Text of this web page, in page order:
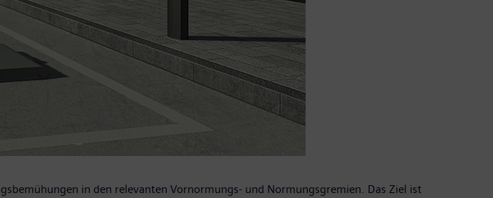
in den relevanten Vornormungs- und Normungsgremien. Das Ziel ist